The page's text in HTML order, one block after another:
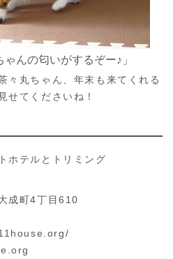
んの匂いがするぞー♪」
々丸ちゃん、年末も来てくれる
せてくださいね！
ホテルとトリミング
成町4丁目610